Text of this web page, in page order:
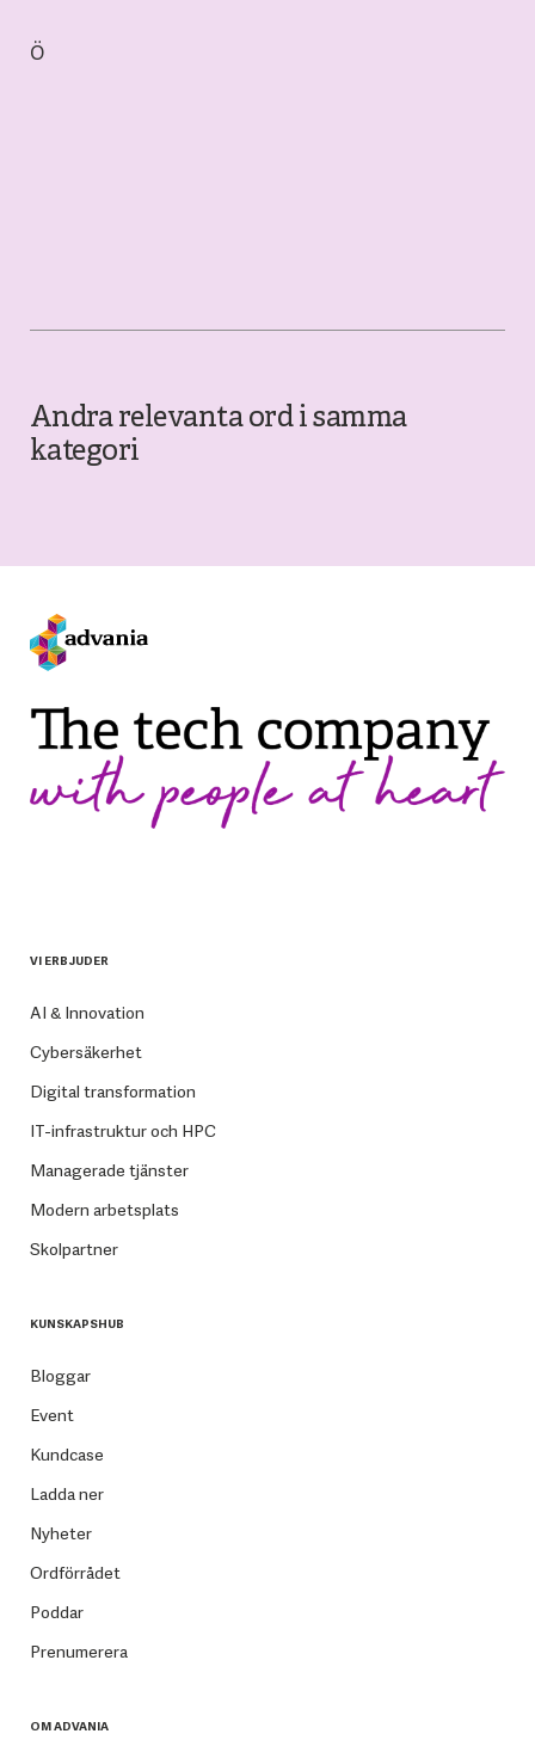
Ö
Andra relevanta ord i samma
kategori
VI ERBJUDER
AI & Innovation
Cybersäkerhet
Digital transformation
IT-infrastruktur och HPC
Managerade tjänster
Modern arbetsplats
Skolpartner
KUNSKAPSHUB
Bloggar
Event
Kundcase
Ladda ner
Nyheter
Ordförrådet
Poddar
Prenumerera
OM ADVANIA